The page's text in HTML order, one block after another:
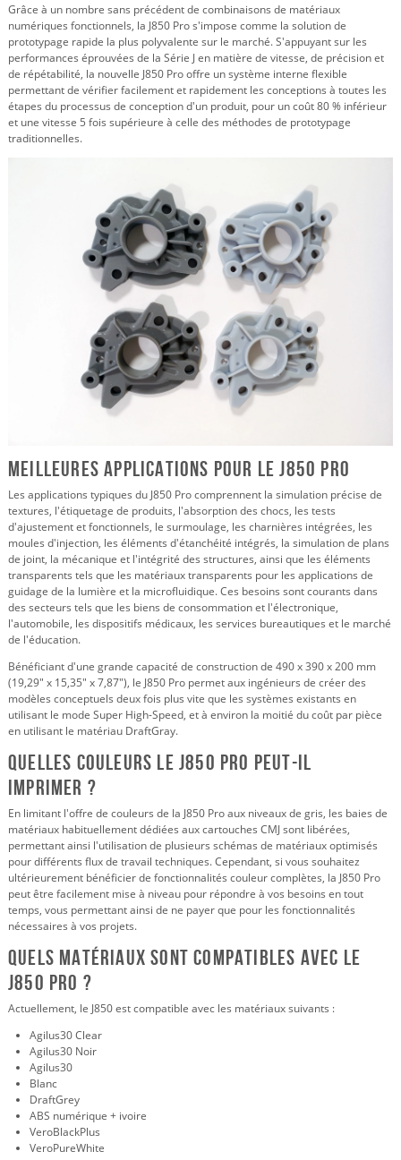
Grâce à un nombre sans précédent de combinaisons de matériaux
numériques fonctionnels, la J850 Pro s'impose comme la solution de
prototypage rapide la plus polyvalente sur le marché. S'appuyant sur les
performances éprouvées de la Série J en matière de vitesse, de précision et
de répétabilité, la nouvelle J850 Pro offre un système interne flexible
permettant de vérifier facilement et rapidement les conceptions à toutes les
étapes du processus de conception d'un produit, pour un coût 80 % inférieur
et une vitesse 5 fois supérieure à celle des méthodes de prototypage
traditionnelles.
Meilleures applications pour le J850 Pro
Les applications typiques du J850 Pro comprennent la simulation précise de
textures, l'étiquetage de produits, l'absorption des chocs, les tests
d'ajustement et fonctionnels, le surmoulage, les charnières intégrées, les
moules d'injection, les éléments d'étanchéité intégrés, la simulation de plans
de joint, la mécanique et l'intégrité des structures, ainsi que les éléments
transparents tels que les matériaux transparents pour les applications de
guidage de la lumière et la microfluidique. Ces besoins sont courants dans
des secteurs tels que les biens de consommation et l'électronique,
l'automobile, les dispositifs médicaux, les services bureautiques et le marché
de l'éducation.
Bénéficiant d'une grande capacité de construction de 490 x 390 x 200 mm
(19,29" x 15,35" x 7,87"), le J850 Pro permet aux ingénieurs de créer des
modèles conceptuels deux fois plus vite que les systèmes existants en
utilisant le mode Super High-Speed, et à environ la moitié du coût par pièce
en utilisant le matériau DraftGray.
Quelles couleurs le J850 Pro peut-il
imprimer ?
En limitant l'offre de couleurs de la J850 Pro aux niveaux de gris, les baies de
matériaux habituellement dédiées aux cartouches CMJ sont libérées,
permettant ainsi l'utilisation de plusieurs schémas de matériaux optimisés
pour différents flux de travail techniques. Cependant, si vous souhaitez
ultérieurement bénéficier de fonctionnalités couleur complètes, la J850 Pro
peut être facilement mise à niveau pour répondre à vos besoins en tout
temps, vous permettant ainsi de ne payer que pour les fonctionnalités
nécessaires à vos projets.
Quels matériaux sont compatibles avec le
J850 Pro ?
Actuellement, le J850 est compatible avec les matériaux suivants :
Agilus30 Clear
Agilus30 Noir
Agilus30
Blanc
DraftGrey
ABS numérique + ivoire
VeroBlackPlus
VeroPureWhite